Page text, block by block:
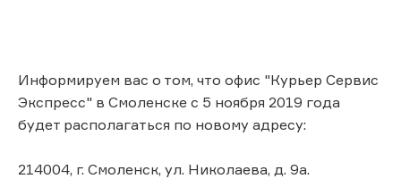
Информируем вас о том, что офис "Курьер Сервис
Экспресс" в Смоленске с 5 ноября 2019 года
будет располагаться по новому адресу:
214004, г. Смоленск, ул. Николаева, д. 9а.